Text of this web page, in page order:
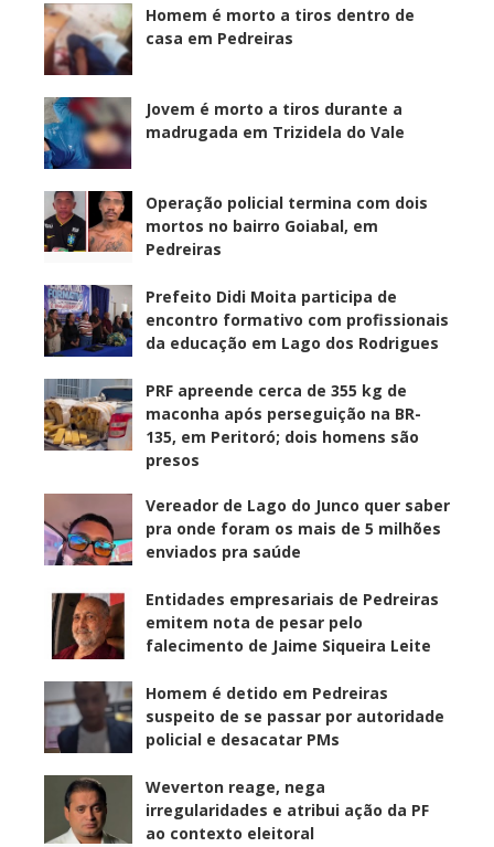
Homem é morto a tiros dentro de
casa em Pedreiras
Jovem é morto a tiros durante a
madrugada em Trizidela do Vale
Operação policial termina com dois
mortos no bairro Goiabal, em
Pedreiras
Prefeito Didi Moita participa de
encontro formativo com profissionais
da educação em Lago dos Rodrigues
PRF apreende cerca de 355 kg de
maconha após perseguição na BR-
135, em Peritoró; dois homens são
presos
Vereador de Lago do Junco quer saber
pra onde foram os mais de 5 milhões
enviados pra saúde
Entidades empresariais de Pedreiras
emitem nota de pesar pelo
falecimento de Jaime Siqueira Leite
Homem é detido em Pedreiras
suspeito de se passar por autoridade
policial e desacatar PMs
Weverton reage, nega
irregularidades e atribui ação da PF
ao contexto eleitoral